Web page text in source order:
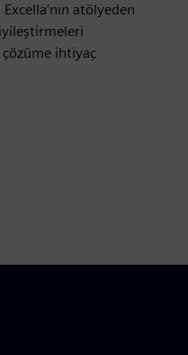
atölyeden
çözüme ihtiyaç